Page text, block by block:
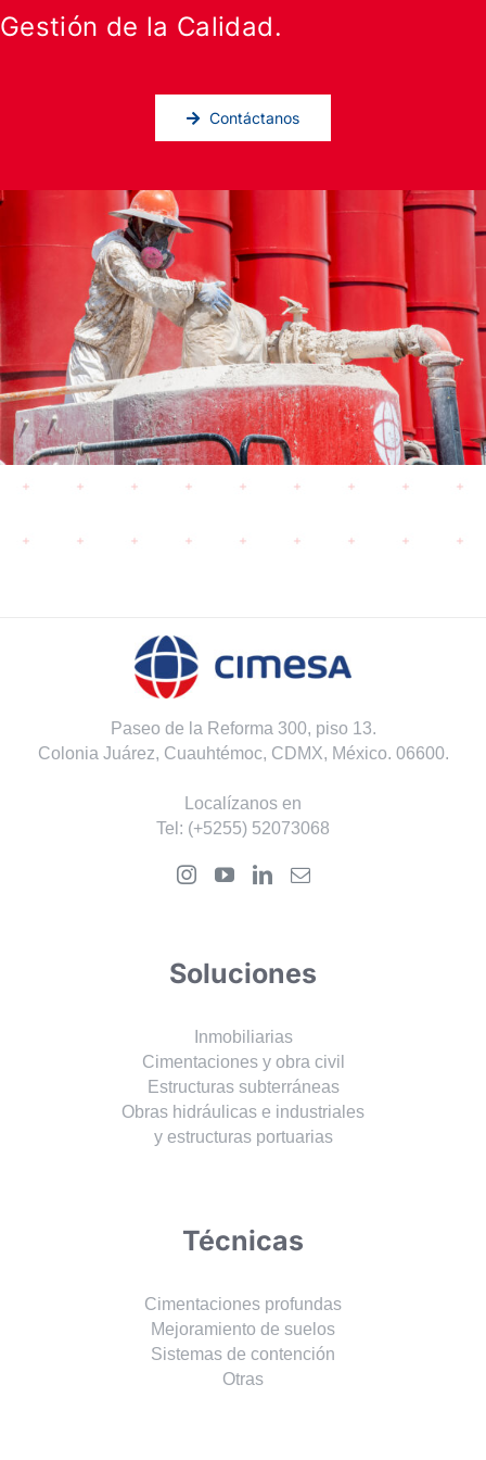
Gestión de la Calidad.
Contáctanos
Paseo de la Reforma 300, piso 13.
Colonia Juárez, Cuauhtémoc, CDMX, México. 06600.
Localízanos en
Tel: (+5255) 52073068
Soluciones
Inmobiliarias
Cimentaciones y obra civil
Estructuras subterráneas
Obras hidráulicas e industriales
y estructuras portuarias
Técnicas
Cimentaciones profundas
Mejoramiento de suelos
Sistemas de contención
Otras